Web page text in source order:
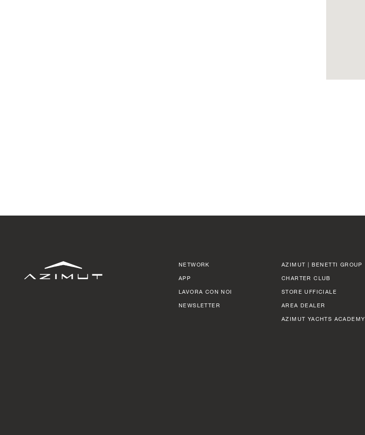
NETWORK
APP
LAVORA CON NOI
NEWSLETTER
AZIMUT | BENETTI GROUP
CHARTER CLUB
STORE UFFICIALE
AREA DEALER
AZIMUT YACHTS ACADEMY